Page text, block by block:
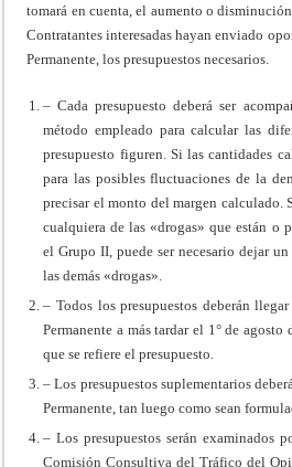
tomará en cuenta, el aumento o
Contratantes interesadas hayan enviado
Permanente, los presupuestos necesarios.
– Cada presupuesto deberá ser
método empleado para calcular las
presupuesto figuren. Si las cantidades
para las posibles fluctuaciones de la
precisar el monto del margen calculado.
cualquiera de las «drogas» que están o
el Grupo II, puede ser necesario dejar
las demás «drogas».
– Todos los presupuestos deberán
Permanente a más tardar el 1° de agosto
que se refiere el presupuesto.
– Los presupuestos suplementarios
Permanente, tan luego como sean
– Los presupuestos serán examinados
Comisión Consultiva del Tráfico del